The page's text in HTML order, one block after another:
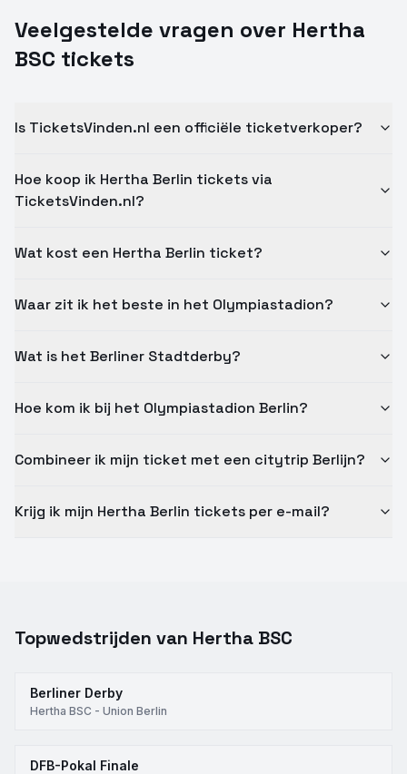
Veelgestelde vragen over Hertha
BSC tickets
Is TicketsVinden.nl een officiële ticketverkoper?
Hoe koop ik Hertha Berlin tickets via
TicketsVinden.nl?
Wat kost een Hertha Berlin ticket?
Waar zit ik het beste in het Olympiastadion?
Wat is het Berliner Stadtderby?
Hoe kom ik bij het Olympiastadion Berlin?
Combineer ik mijn ticket met een citytrip Berlijn?
Krijg ik mijn Hertha Berlin tickets per e-mail?
Topwedstrijden van Hertha BSC
Berliner Derby
Hertha BSC - Union Berlin
DFB-Pokal Finale